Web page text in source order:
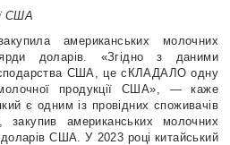
США
американських молочних
доларів. «Згідно з даними
США, це сКЛАДАЛО одну
продукції США», — каже
є одним із провідних споживачів
американських молочних
доларів США. У 2023 році китайський